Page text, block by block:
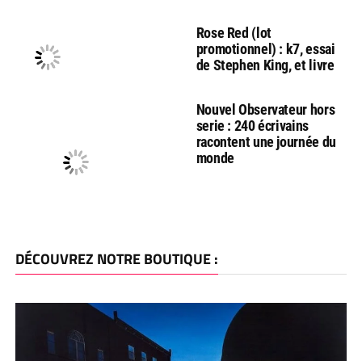
Rose Red (lot
promotionnel) : k7, essai
de Stephen King, et livre
Nouvel Observateur hors
serie : 240 écrivains
racontent une journée du
monde
DÉCOUVREZ NOTRE BOUTIQUE :